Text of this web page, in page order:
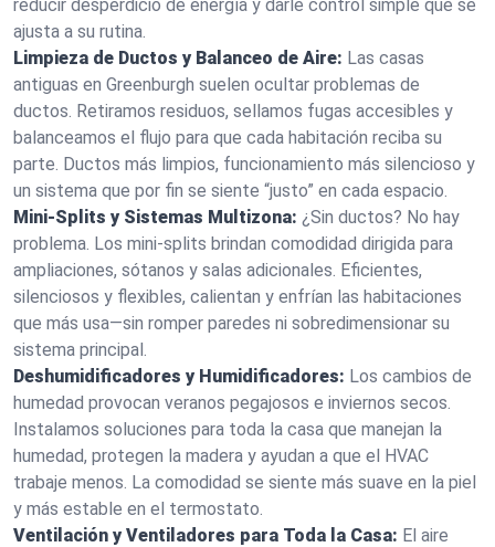
reducir desperdicio de energía y darle control simple que se
ajusta a su rutina.
Limpieza de Ductos y Balanceo de Aire: Las casas
antiguas en Greenburgh suelen ocultar problemas de
ductos. Retiramos residuos, sellamos fugas accesibles y
balanceamos el flujo para que cada habitación reciba su
parte. Ductos más limpios, funcionamiento más silencioso y
un sistema que por fin se siente “justo” en cada espacio.
Mini‑Splits y Sistemas Multizona: ¿Sin ductos? No hay
problema. Los mini‑splits brindan comodidad dirigida para
ampliaciones, sótanos y salas adicionales. Eficientes,
silenciosos y flexibles, calientan y enfrían las habitaciones
que más usa—sin romper paredes ni sobredimensionar su
sistema principal.
Deshumidificadores y Humidificadores: Los cambios de
humedad provocan veranos pegajosos e inviernos secos.
Instalamos soluciones para toda la casa que manejan la
humedad, protegen la madera y ayudan a que el HVAC
trabaje menos. La comodidad se siente más suave en la piel
y más estable en el termostato.
Ventilación y Ventiladores para Toda la Casa: El aire